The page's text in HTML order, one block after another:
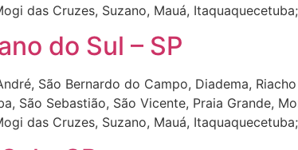
das Cruzes, Suzano, Mauá,
do Sul – SP
São Bernardo do Campo, Diadema,
São Sebastião, São Vicente, Praia Grande,
das Cruzes, Suzano, Mauá,